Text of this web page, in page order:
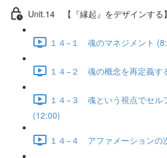
Unit.14 【『縁起』をデザインする】
１４−１ 魂のマネジメント
１４−２ 魂の概念を再定義す
１４−３ 魂という視点でセル
(12:00)
１４−４ アファメーションの